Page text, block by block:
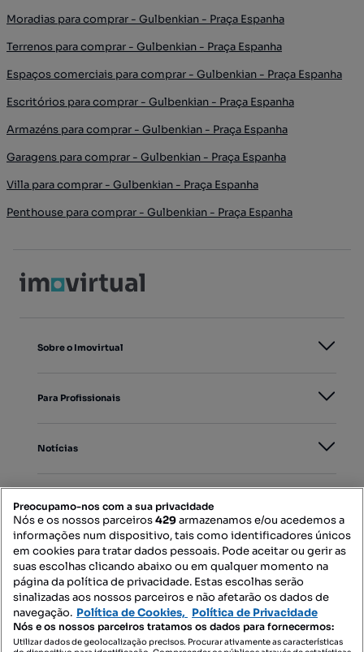
Moradias para comprar - Gulbenkian - Praça Espanha
Terrenos para comprar - Gulbenkian - Praça Espanha
Espaços comerciais para comprar - Gulbenkian - Praça Espanha
Escritórios para comprar - Gulbenkian - Praça Espanha
Armazéns para comprar - Gulbenkian - Praça Espanha
Garagens para comprar - Gulbenkian - Praça Espanha
Villa para comprar - Gulbenkian - Praça Espanha
Penthouse para comprar - Gulbenkian - Praça Espanha
Sobre o Imovirtual
Para Profissionais
Notícias
Mapa do Site
Contacte-nos
Preocupamo-nos com a sua privacidade
Nós e os nossos parceiros429armazenamos e/ou acedemos a
informações num dispositivo, tais como identificadores únicos
em cookies para tratar dados pessoais. Pode aceitar ou gerir as
suas escolhas clicando abaixo ou em qualquer momento na
página da política de privacidade. Estas escolhas serão
sinalizadas aos nossos parceiros e não afetarão os dados de
navegação. Política de Cookies, Política de Privacidade
Nós e os nossos parceiros tratamos os dados para fornecermos:
Utilizar dados de geolocalização precisos. Procurar ativamente as características